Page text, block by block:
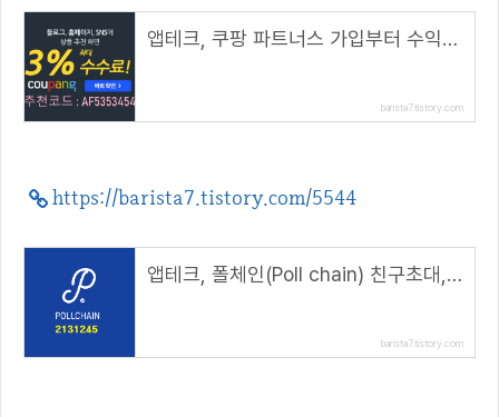
앱테크, 쿠팡 파트너스 가입부터 수익까지( 추천코드 : AF5353454 )
barista7.tistory.com
https://barista7.tistory.com/5544
앱테크, 폴체인(Poll chain) 친구초대, 150 POLL 에어드랍( 추천코드 : 2131245 )
barista7.tistory.com